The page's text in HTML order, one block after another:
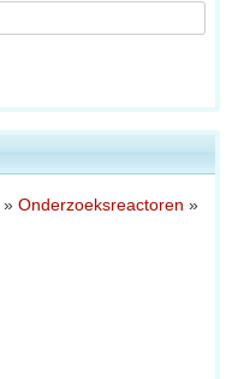
» Onderzoeksreactoren »